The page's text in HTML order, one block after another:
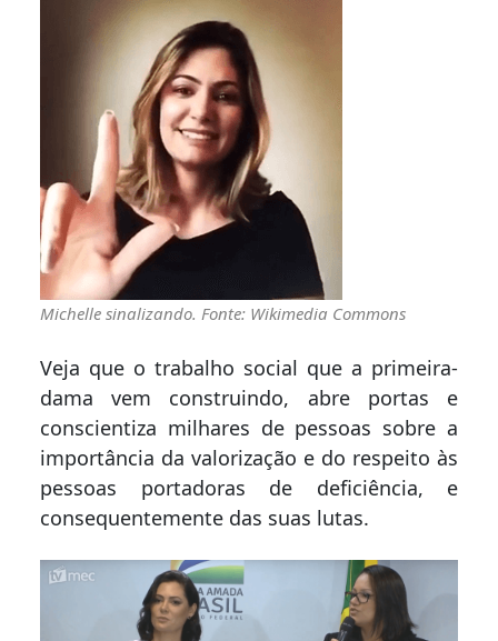
Michelle sinalizando. Fonte: Wikimedia Commons
Veja que o trabalho social que a primeira-
dama vem construindo, abre portas e
conscientiza milhares de pessoas sobre a
importância da valorização e do respeito às
pessoas portadoras de deficiência, e
consequentemente das suas lutas.